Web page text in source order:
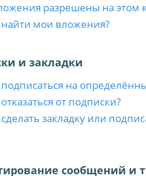
разрешены на этом
мои вложения?
и закладки
на
от подписки?
закладку или
сообщений и